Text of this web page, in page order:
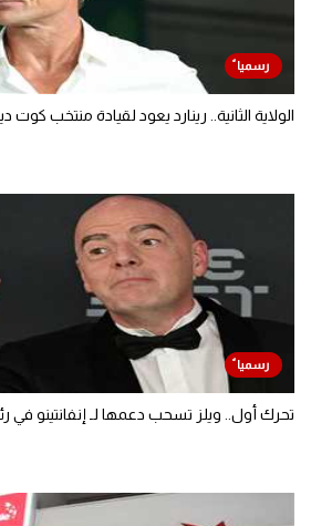
الولاية الثانية.. رينارد يعود لقيادة منتخب كوت
تحرك أول.. ويلز تسحب دعمها لـ إنفانتينو في